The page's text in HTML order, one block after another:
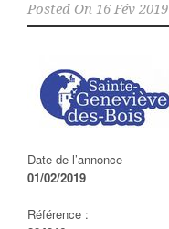
Posted On 16 Fév 2019
Date de l’annonce
01/02/2019
Référence :